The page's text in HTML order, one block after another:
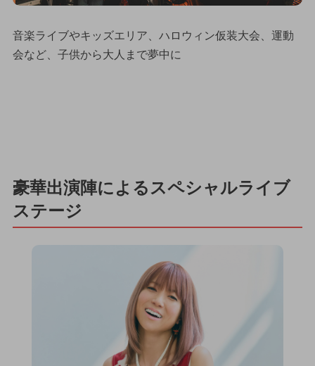
音楽ライブやキッズエリア、ハロウィン仮装大会、運動
会など、子供から大人まで夢中に
豪華出演陣によるスペシャルライブ
ステージ